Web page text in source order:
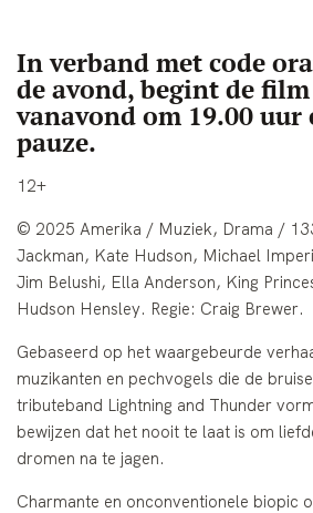
In verband met code
de avond, begint de
vanavond om 19.00 uur
pauze.
12+
© 2025 Amerika / Muziek, Drama /
Jackman, Kate Hudson, Michael
Jim Belushi, Ella Anderson, King
Hudson Hensley. Regie: Craig Brewer.
Gebaseerd op het waargebeurde
muzikanten en pechvogels die de
tributeband Lightning and Thunder
bewijzen dat het nooit te laat is om
dromen na te jagen.
Charmante en onconventionele biopic